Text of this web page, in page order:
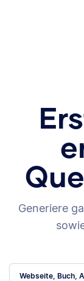
Generiere
Webseite, Buch,